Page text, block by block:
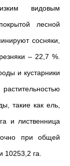
видовым
лесной
сосняки,
– 22,7 %.
и кустарники
такие как ель,
и лиственница
при общей
10253,2 га.